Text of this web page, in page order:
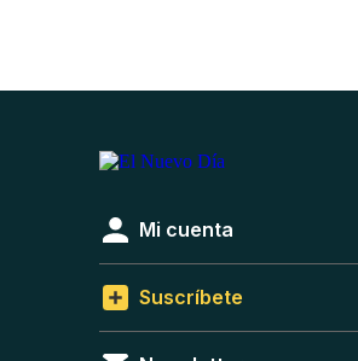
Mi cuenta
Suscríbete